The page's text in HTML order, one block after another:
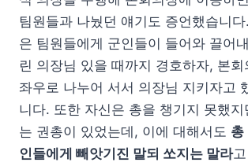
팀원들과 나눴던 얘기도 증언했습니
은 팀원들에게 군인들이 들어와 끌어
린 의장님 있을 때까지 경호하자, 본
좌우로 나누어 서서 의장님 지키자고
니다. 또한 자신은 총을 챙기지 못했지
는 권총이 있었는데, 이에 대해서도 총
인들에게 빼앗기진 말되 쏘지는 말라